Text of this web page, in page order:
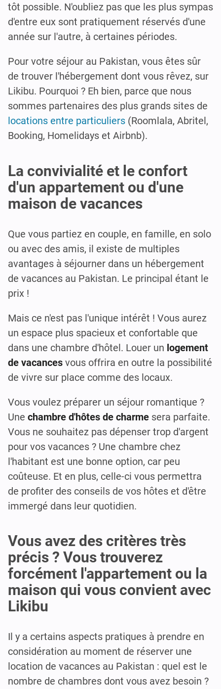
tôt possible. N'oubliez pas que les plus sympas
d'entre eux sont pratiquement réservés d'une
année sur l'autre, à certaines périodes.
Pour votre séjour au Pakistan, vous êtes sûr
de trouver l'hébergement dont vous rêvez, sur
Likibu. Pourquoi ? Eh bien, parce que nous
sommes partenaires des plus grands sites de
locations entre particuliers (Roomlala, Abritel,
Booking, Homelidays et Airbnb).
La convivialité et le confort
d'un appartement ou d'une
maison de vacances
Que vous partiez en couple, en famille, en solo
ou avec des amis, il existe de multiples
avantages à séjourner dans un hébergement
de vacances au Pakistan. Le principal étant le
prix !
Mais ce n'est pas l'unique intérêt ! Vous aurez
un espace plus spacieux et confortable que
dans une chambre d'hôtel. Louer un logement
de vacances vous offrira en outre la possibilité
de vivre sur place comme des locaux.
Vous voulez préparer un séjour romantique ?
Une chambre d'hôtes de charme sera parfaite.
Vous ne souhaitez pas dépenser trop d'argent
pour vos vacances ? Une chambre chez
l'habitant est une bonne option, car peu
coûteuse. Et en plus, celle-ci vous permettra
de profiter des conseils de vos hôtes et d'être
immergé dans leur quotidien.
Vous avez des critères très
précis ? Vous trouverez
forcément l'appartement ou la
maison qui vous convient avec
Likibu
Il y a certains aspects pratiques à prendre en
considération au moment de réserver une
location de vacances au Pakistan : quel est le
nombre de chambres dont vous avez besoin ?